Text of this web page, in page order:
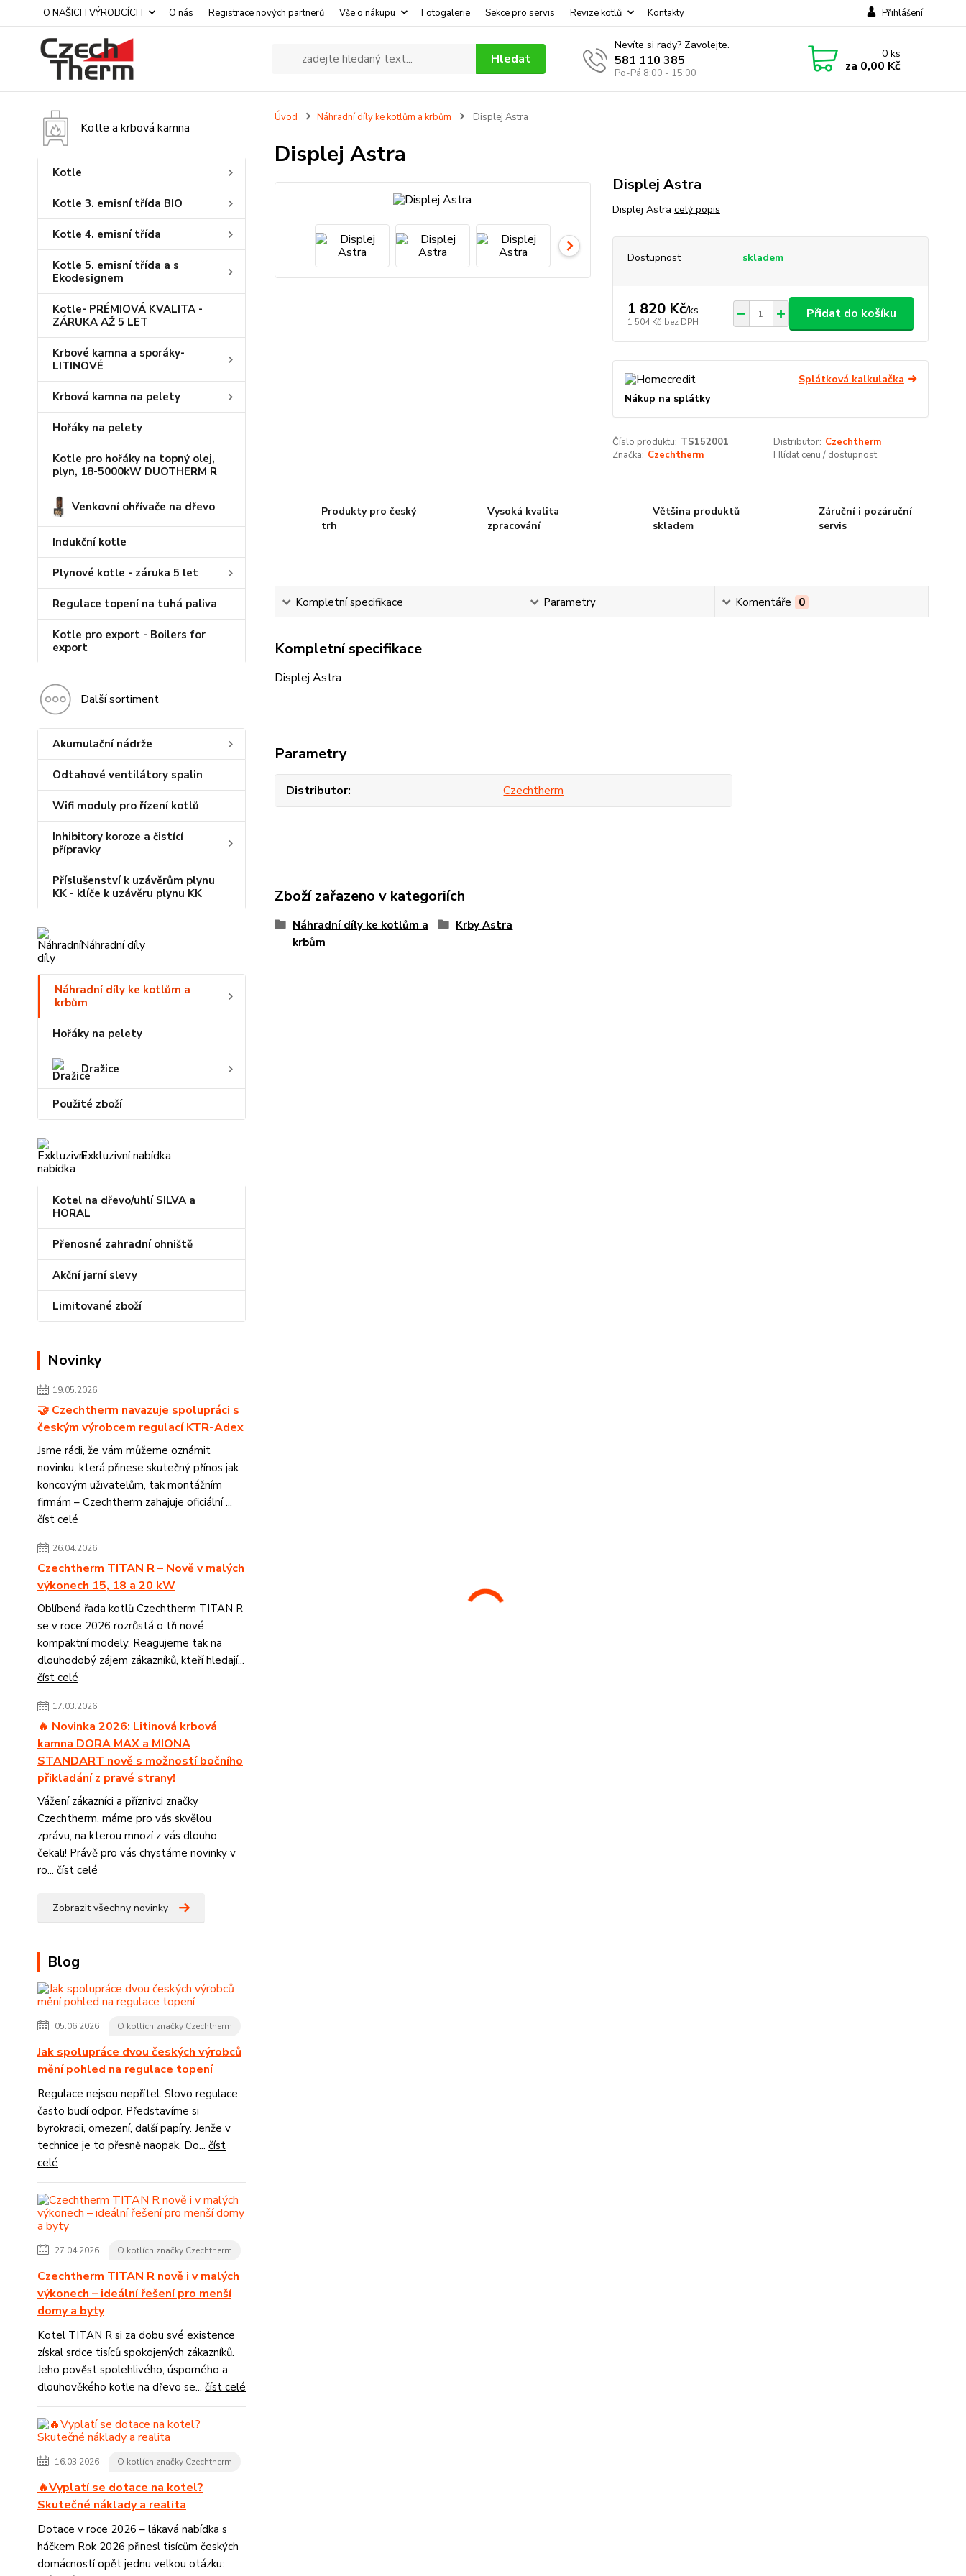
O NAŠICH VÝROBCÍCH O nás Registrace nových partnerů Vše o nákupu Fotogalerie Sekce pro servis Revize kotlů Kontakty Přihlášení
Hledat
Nevíte si rady? Zavolejte.
581 110 385
Po-Pá 8:00 - 15:00
0ks
za 0,00 Kč
Kotle a krbová kamna
Kotle
Kotle 3. emisní třída BIO
Kotle 4. emisní třída
Kotle 5. emisní třída a s
Ekodesignem
Kotle- PRÉMIOVÁ KVALITA -
ZÁRUKA AŽ 5 LET
Krbové kamna a sporáky-
LITINOVÉ
Krbová kamna na pelety
Hořáky na pelety
Kotle pro hořáky na topný olej,
plyn, 18-5000kW DUOTHERM R
Venkovní ohřívače na dřevo
Indukční kotle
Plynové kotle - záruka 5 let
Regulace topení na tuhá paliva
Kotle pro export - Boilers for
export
Další sortiment
Akumulační nádrže
Odtahové ventilátory spalin
Wifi moduly pro řízení kotlů
Inhibitory koroze a čistící
přípravky
Příslušenství k uzávěrům plynu
KK - klíče k uzávěru plynu KK
Náhradní díly
Náhradní díly ke kotlům a
krbům
Hořáky na pelety
Dražice
Použité zboží
Exkluzivní nabídka
Kotel na dřevo/uhlí SILVA a
HORAL
Přenosné zahradní ohniště
Akční jarní slevy
Limitované zboží
Novinky
19.05.2026
🤝 Czechtherm navazuje spolupráci s
českým výrobcem regulací KTR-Adex
Jsme rádi, že vám můžeme oznámit
novinku, která přinese skutečný přínos jak
koncovým uživatelům, tak montážním
firmám – Czechtherm zahajuje oficiální ...
číst celé
26.04.2026
Czechtherm TITAN R – Nově v malých
výkonech 15, 18 a 20 kW
Oblíbená řada kotlů Czechtherm TITAN R
se v roce 2026 rozrůstá o tři nové
kompaktní modely. Reagujeme tak na
dlouhodobý zájem zákazníků, kteří hledají...
číst celé
17.03.2026
🔥 Novinka 2026: Litinová krbová
kamna DORA MAX a MIONA
STANDART nově s možností bočního
přikladání z pravé strany!
Vážení zákazníci a příznivci značky
Czechtherm, máme pro vás skvělou
zprávu, na kterou mnozí z vás dlouho
čekali! Právě pro vás chystáme novinky v
ro... číst celé
Zobrazit všechny novinky
Blog
05.06.2026 O kotlích značky Czechtherm
Jak spolupráce dvou českých výrobců
mění pohled na regulace topení
Regulace nejsou nepřítel. Slovo regulace
často budí odpor. Představíme si
byrokracii, omezení, další papíry. Jenže v
technice je to přesně naopak. Do... číst
celé
27.04.2026 O kotlích značky Czechtherm
Czechtherm TITAN R nově i v malých
výkonech – ideální řešení pro menší
domy a byty
Kotel TITAN R si za dobu své existence
získal srdce tisíců spokojených zákazníků.
Jeho pověst spolehlivého, úsporného a
dlouhověkého kotle na dřevo se... číst celé
16.03.2026 O kotlích značky Czechtherm
🔥Vyplatí se dotace na kotel?
Skutečné náklady a realita
Dotace v roce 2026 – lákavá nabídka s
háčkem Rok 2026 přinesl tisícům českých
domácností opět jednu velkou otázku:
Úvod Náhradní díly ke kotlům a krbům Displej Astra
Displej Astra
Displej Astra
Displej Astra celý popis
Dostupnost skladem
1 820 Kč/ks
1 504 Kč bez DPH
Přidat do košíku
Splátková kalkulačka
Nákup na splátky
Číslo produktu: TS152001 Distributor: Czechtherm
Značka: Czechtherm Hlídat cenu / dostupnost
Produkty pro český
trh
Vysoká kvalita
zpracování
Většina produktů
skladem
Záruční i pozáruční
servis
Kompletní specifikace Parametry Komentáře 0
Kompletní specifikace
Displej Astra
Parametry
Distributor Czechtherm
Zboží zařazeno v kategoriích
Náhradní díly ke kotlům a
krbům
Krby Astra